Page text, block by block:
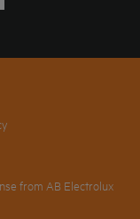
from AB Electrolux